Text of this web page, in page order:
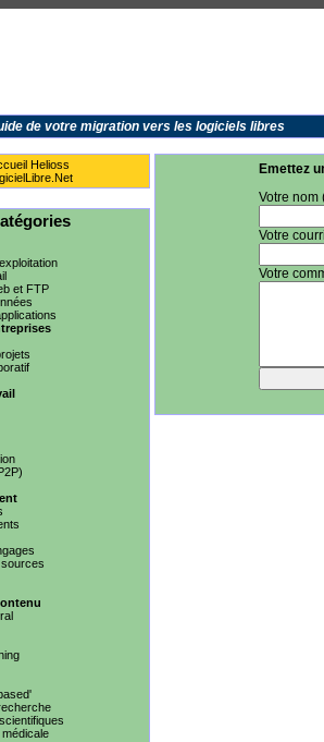
de votre migration vers les logiciels libres
Helioss
et FTP
Emettez
Votre nom
Votre
Votre